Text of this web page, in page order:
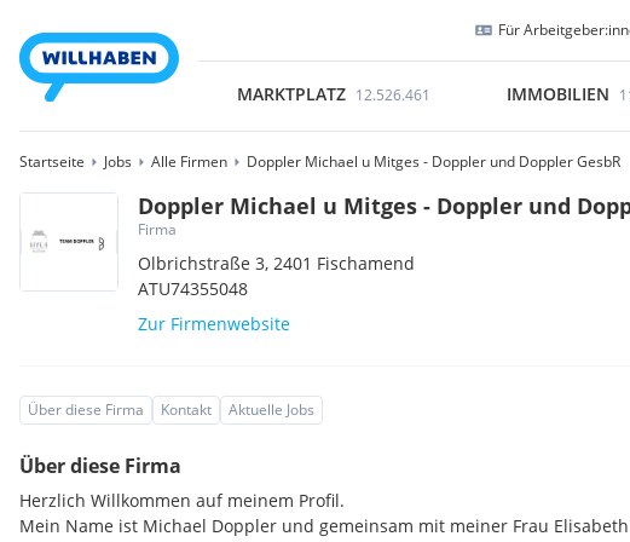
Für
MARKTPLATZ 12.526.461 IMMOBILIEN
Startseite Jobs Alle Firmen Doppler Michael u Mitges - Doppler und Doppler GesbR
Doppler Michael u Mitges - Doppler und
Firma
Olbrichstraße 3,2401 Fischamend
ATU74355048
Zur Firmenwebsite
Über diese Firma Kontakt Aktuelle Jobs
Über diese Firma
Herzlich Willkommen auf meinem Profil.
Mein Name ist Michael Doppler und gemeinsam mit meiner Frau